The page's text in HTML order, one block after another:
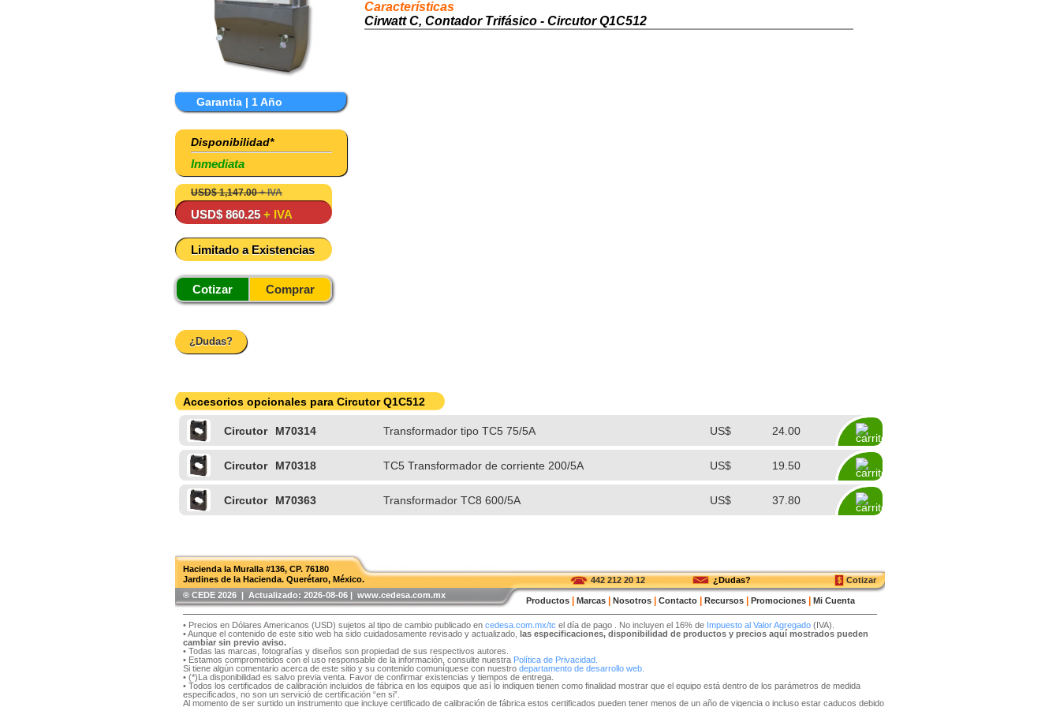
Garantia | 1 Año
Disponibilidad*
Inmediata
USD$ 1,147.00+ IVA
USD$ 860.25 + IVA
Limitado a Existencias
Cotizar Comprar
¿Dudas?
Características
Cirwatt C, Contador Trifásico - Circutor Q1C512
Accesorios opcionales para Circutor Q1C512
Circutor M70314 Transformador tipo TC5 75/5A US$ 24.00
Circutor M70318 TC5 Transformador de corriente 200/5A US$ 19.50
Circutor M70363 Transformador TC8 600/5A US$ 37.80
Hacienda la Muralla #136, CP. 76180
Jardines de la Hacienda. Querétaro, México.
®️ CEDE 2026 | Actualizado: 2026-08-06 | www.cedesa.com.mx
442 212 20 12 ¿Dudas? Cotizar
Productos Marcas Nosotros Contacto Recursos Promociones Mi Cuenta
• Precios en Dólares Americanos (USD) sujetos al tipo de cambio publicado en cedesa.com.mx/tc el día de pago . No incluyen el 16% de Impuesto al Valor Agregado (IVA).
• Aunque el contenido de este sitio web ha sido cuidadosamente revisado y actualizado, las especificaciones, disponibilidad de productos y precios aquí mostrados pueden
cambiar sin previo aviso.
• Todas las marcas, fotografías y diseños son propiedad de sus respectivos autores.
• Estamos comprometidos con el uso responsable de la información, consulte nuestra Política de Privacidad.
Si tiene algún comentario acerca de este sitio y su contenido comuníquese con nuestro departamento de desarrollo web.
• (*)La disponibilidad es salvo previa venta. Favor de confirmar existencias y tiempos de entrega.
• Todos los certificados de calibración incluidos de fábrica en los equipos que así lo indiquen tienen como finalidad mostrar que el equipo está dentro de los parámetros de medida
especificados, no son un servició de certificación “en si”.
Al momento de ser surtido un instrumento que incluye certificado de calibración de fábrica estos certificados pueden tener menos de un año de vigencia o incluso estar caducos debido